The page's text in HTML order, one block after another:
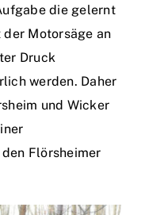
die gelernt
Motorsäge an
Druck
werden. Daher
und Wicker
Flörsheimer